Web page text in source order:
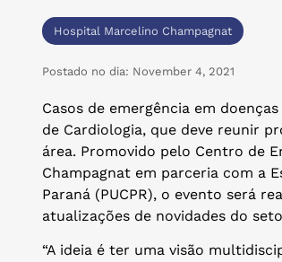
Hospital Marcelino Champagnat
Postado no dia: November 4, 2021
Casos de emergência em
de Cardiologia, que deve reunir
área. Promovido pelo Centro de
Champagnat em parceria com a
Paraná (PUCPR), o evento será
atualizações de novidades do
“A ideia é ter uma visão